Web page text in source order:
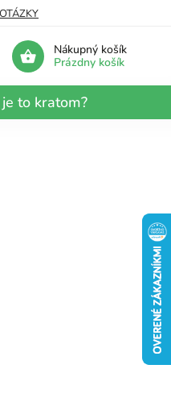
Nákupný košík
Prázdny košík
je to kratom?